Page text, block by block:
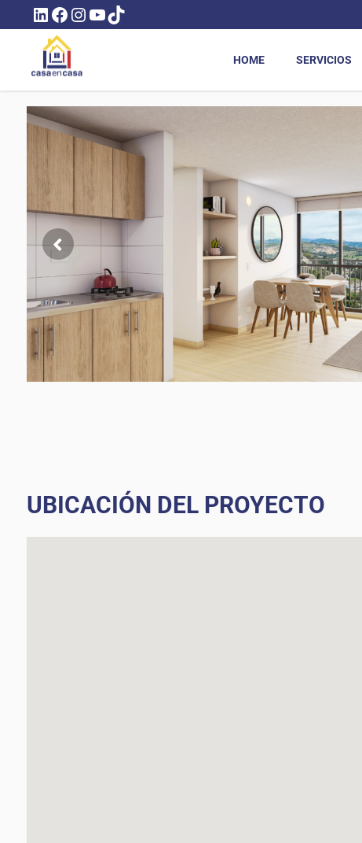
LINKEDIN
FACEBOOK
INSTAGRAM
YOUTUBE
TIKTOK
HOME SERVICIOS
UBICACIÓN DEL PROYECTO